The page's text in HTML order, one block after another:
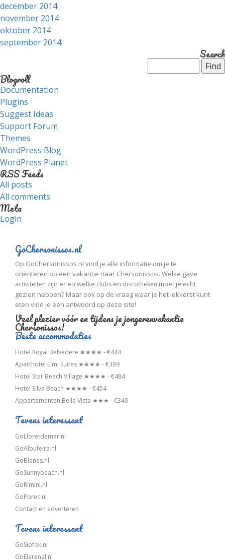
december 2014
november 2014
oktober 2014
september 2014
Search
Blogroll
Documentation
Plugins
Suggest Ideas
Support Forum
Themes
WordPress Blog
WordPress Planet
RSS Feeds
All posts
All comments
Meta
Login
GoChersonissos.nl
Op GoChersonissos.nl vind je alle informatie om je te
oriënteren op een vakantie naar Chersonissos. Welke gave
activiteiten zijn er en welke clubs en discotheken moet je echt
gezien hebben? Maar ook op de vraag waar je het lekkerst kunt
eten vind je een antwoord op deze site!
Veel plezier vóór en tijdens je jongerenvakantie
Chersonissos!
Beste accommodaties
Hotel Royal Belvedere ★★★★ - €444
Aparthotel Elmi Suites ★★★★ - €389
Hotel Star Beach Village ★★★★ - €484
Hotel Silva Beach ★★★★ - €454
Appartementen Bella Vista ★★★ - €349
Tevens interessant
GoLloretdemar.nl
GoAlbufeira.nl
GoBlanes.nl
GoSunnybeach.nl
GoRimini.nl
GoPorec.nl
Contact en adverteren
Tevens interessant
GoSiofok.nl
GoElarenal.nl